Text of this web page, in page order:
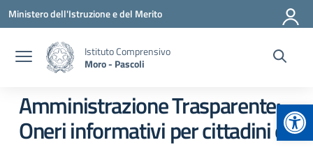
Vai ai contenuti
Vai al menu di navigazione
Vai al footer
Ministero dell'Istruzione e del Merito
Istituto Comprensivo
Moro - Pascoli
Amministrazione Trasparente:
Oneri informativi per cittadini e